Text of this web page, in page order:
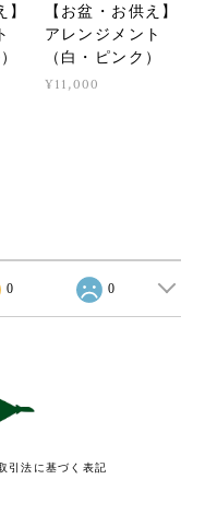
【お盆・お供え】
アレンジメント
（白・ピンク）
¥11,000
0 0
引法に基づく表記